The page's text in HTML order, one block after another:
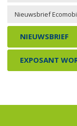
Nieuwsbrief
NIEUWSBRIEF
EXPOSANT